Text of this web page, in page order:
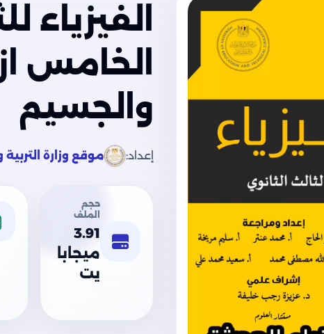
الفيزياء
الخامس
والجسيم
إعداد: موقع وزارة التربية
حجم
الملف
3.91
ميجابا
يت